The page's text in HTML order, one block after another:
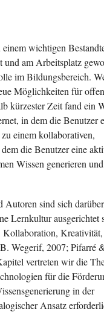
wichtigen
und am Arbeitsplatz
im Bildungsbereich.
Möglichkeiten für
kürzester Zeit fand ein
in dem die Benutzer
einem kollaborativen,
die Benutzer eine
Wissen generieren und
Autoren sind sich
Lernkultur ausgerichtet
Kollaboration,
Wegerif, 2007; Pifarré
vertreten wir die
für die
in der
Ansatz